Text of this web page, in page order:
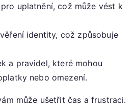
uplatnění, což může vést k
identity, což způsobuje
a pravidel, které mohou
nebo omezení.
může ušetřit čas a frustraci.